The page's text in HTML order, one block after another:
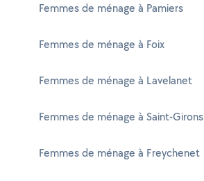
Femmes de ménage à Pamiers
Femmes de ménage à Foix
Femmes de ménage à Lavelanet
Femmes de ménage à Saint-Girons
Femmes de ménage à Freychenet